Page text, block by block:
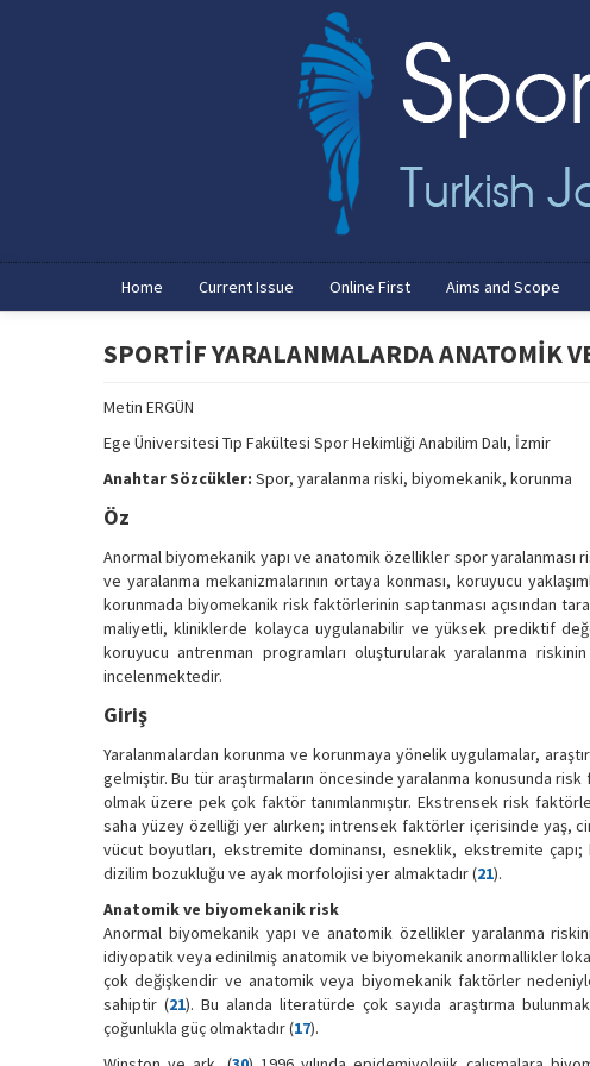
Home Current Issue Online First Aims and Scope
SPORTİF YARALANMALARDA ANATOMİK
Metin ERGÜN
Ege Üniversitesi Tıp Fakültesi Spor Hekimliği Anabilim Dalı, İzmir
Anahtar Sözcükler: Spor, yaralanma riski, biyomekanik, korunma
Öz
Anormal biyomekanik yapı ve anatomik özellikler spor yaralanması
ve yaralanma mekanizmalarının ortaya konması, koruyucu
korunmada biyomekanik risk faktörlerinin saptanması açısından
maliyetli, kliniklerde kolayca uygulanabilir ve yüksek prediktif
koruyucu antrenman programları oluşturularak yaralanma
incelenmektedir.
Giriş
Yaralanmalardan korunma ve korunmaya yönelik uygulamalar,
gelmiştir. Bu tür araştırmaların öncesinde yaralanma konusunda
olmak üzere pek çok faktör tanımlanmıştır. Ekstrensek risk
saha yüzey özelliği yer alırken; intrensek faktörler içerisinde
vücut boyutları, ekstremite dominansı, esneklik, ekstremite
dizilim bozukluğu ve ayak morfolojisi yer almaktadır (21).
Anatomik ve biyomekanik risk
Anormal biyomekanik yapı ve anatomik özellikler yaralanma
idiyopatik veya edinilmiş anatomik ve biyomekanik anormallikler
çok değişkendir ve anatomik veya biyomekanik faktörler
sahiptir (21). Bu alanda literatürde çok sayıda araştırma
çoğunlukla güç olmaktadır (17).